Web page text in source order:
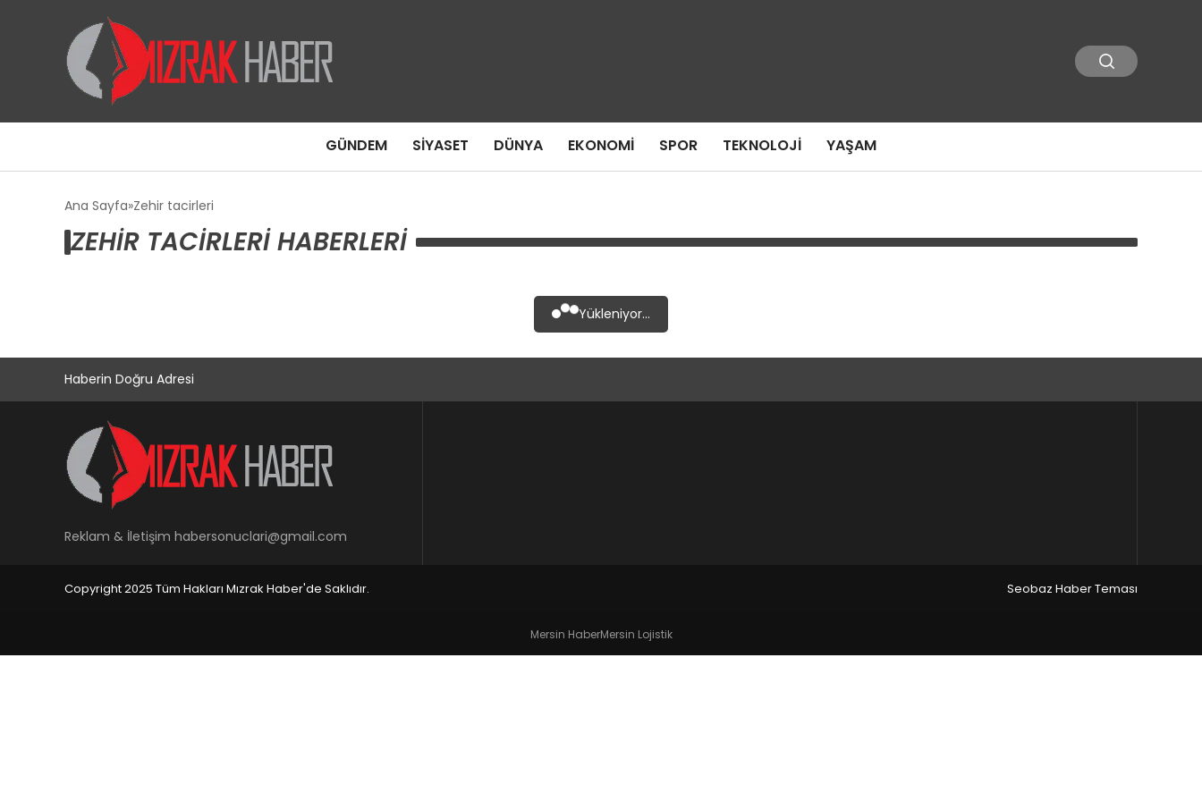
GÜNDEM SIYASET DÜNYA EKONOMI SPOR TEKNOLOJI YAŞAM
Ana Sayfa Zehir tacirleri
ZEHIR TACIRLERI HABERLERI
Yükleniyor...
Haberin Doğru Adresi
Reklam & İletişim habersonuclari@gmail.com
Copyright 2025 Tüm Hakları Mızrak Haber'de Saklıdır. Seobaz Haber Teması
Mersin HaberMersin Lojistik